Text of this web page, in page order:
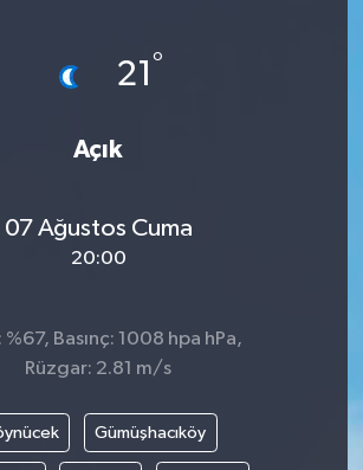
21 °
Açık
07 Ağustos Cuma
20:00
%67, Basınç: 1008 hpa hPa,
Rüzgar: 2.81 m/s
Gümüşhacıköy